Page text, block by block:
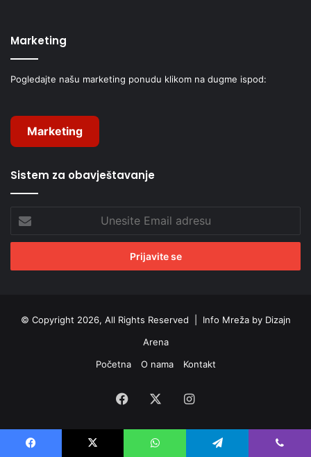
Marketing
Pogledajte našu marketing ponudu klikom na dugme ispod:
Marketing
Sistem za obavještavanje
Email
adresu
© Copyright 2026, All Rights Reserved | Info Mreža by Dizajn
Arena
Početna
O nama Kontakt
Facebook Instagram